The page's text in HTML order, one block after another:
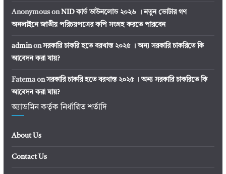
AnonymousonNID কার্ড ডাউনলোড ২০২৬ । নতুন ভোটার গণ
অনলাইনে জাতীয় পরিচয়পত্রের কপি সংগ্রহ করতে পারবেন
adminonসরকারি চাকরি হতে বরখাস্ত ২০২৫ । অন্য সরকারি চাকরিতে কি
আবেদন করা যায়?
Fatemaonসরকারি চাকরি হতে বরখাস্ত ২০২৫ । অন্য সরকারি চাকরিতে কি
আবেদন করা যায়?
অ্যাডমিন কর্তৃক নির্ধারিত শর্তাদি
About Us
Contact Us